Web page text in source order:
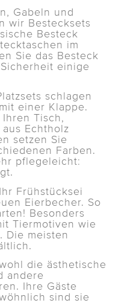
Gabeln und
wir Bestecksets
Besteck
im
Sie das Besteck
einige
schlagen
einer Klappe.
Tisch,
Echtholz
setzen Sie
Farben.
pflegeleicht:
Frühstücksei
Eierbecher. So
Besonders
Tiermotiven wie
Die meisten
die ästhetische
andere
Ihre Gäste
sind sie